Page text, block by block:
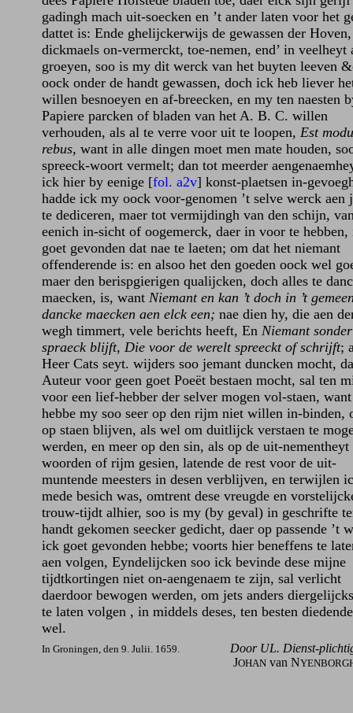
gadingh mach uit-soecken en ’t ander laten voor het
dattet is: Ende ghelijckerwijs de gewassen der Hoven,
dickmaels on-vermerckt, toe-nemen, end’ in veelheyt
groeyen, soo is my dit werck van het buyten leeven
oock onder de handt gewassen, doch ick heb liever
willen besnoeyen en af-breecken, en my ten naesten
Papiere parcken of bladen van het A. B. C. willen
verhouden, als al te verre voor uit te loopen, Est
rebus, want in alle dingen moet men mate houden,
spreeck-woort vermelt; dan tot meerder
ick hier by eenige [fol. a2v] konst-plaetsen in-
hadde ick my oock voor-genomen ’t selve werck aen
te dediceren, maer tot vermijdingh van den schijn,
eenich in-sicht of oogemerck, daer in voor te hebben,
goet gevonden dat nae te laeten; om dat het niemant
offenderende is: en alsoo het den goeden oock wel
maer den berispgierigen qualijcken, doch alles te
maecken, is, want Niemant en kan ’t doch in ’t
dancke maecken aen elck een; nae dien hy, die aen
wegh timmert, vele berichts heeft, En Niemant
spraeck blijft, Die voor de werelt spreeckt of schrijft;
Heer Cats seyt. wijders soo jemant duncken mocht,
Auteur voor geen goet Poeët bestaen mocht, sal ten
voor een lief-hebber der selver mogen vol-staen,
hebbe my soo seer op den rijm niet willen in-binden,
op staen blijven, als wel om duitlijck verstaen te
werden, en meer op den sin, als op de uit-nementheyt
woorden of rijm gesien, latende de rest voor de uit-
muntende meesters in desen verblijven, en terwijlen
mede besich was, omtrent dese vreugde en
trouw-tijdt alhier, soo is my (by geval) in geschrifte
handt gekomen seecker gedicht, daer op passende ’t
ick goet gevonden hebbe; voorts hier beneffens te
aen volgen, Eyndelijcken soo ick bevinde dese mijne
tijdtkortingen niet on-aengenaem te zijn, sal verlicht
daerdoor bewogen werden, om jets anders
te laten volgen , in middels deses, ten besten
wel.
In Groningen, den 9. Julii. 1659.
Door UL. Dienst-
JOHANvan N